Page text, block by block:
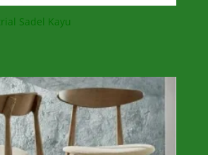
Sadel Kayu